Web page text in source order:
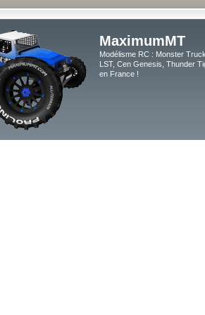
MaximumMT
Modélisme RC : Monster
LST, Cen Genesis, Thunder
en France !